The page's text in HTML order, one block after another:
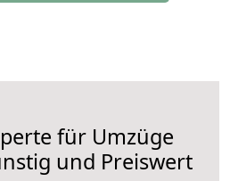
für Umzüge
und Preiswert